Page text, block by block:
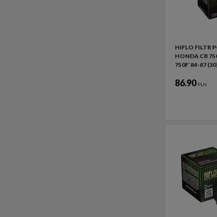
HIFLO FILTR
HONDA CB
750F`84-87
86.90 PLN